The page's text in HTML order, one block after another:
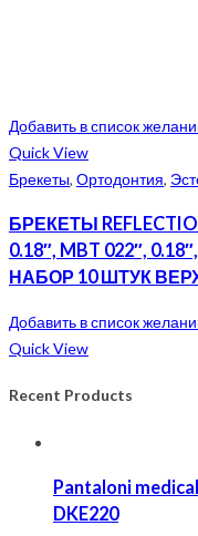
Добавить в список
Quick View
Брекеты, Ортодонтия,
БРЕКЕТЫ
0.18″, MBT 022″,
НАБОР 10 ШТУК
Добавить в список
Quick View
Recent Products
Pantaloni
DKE220